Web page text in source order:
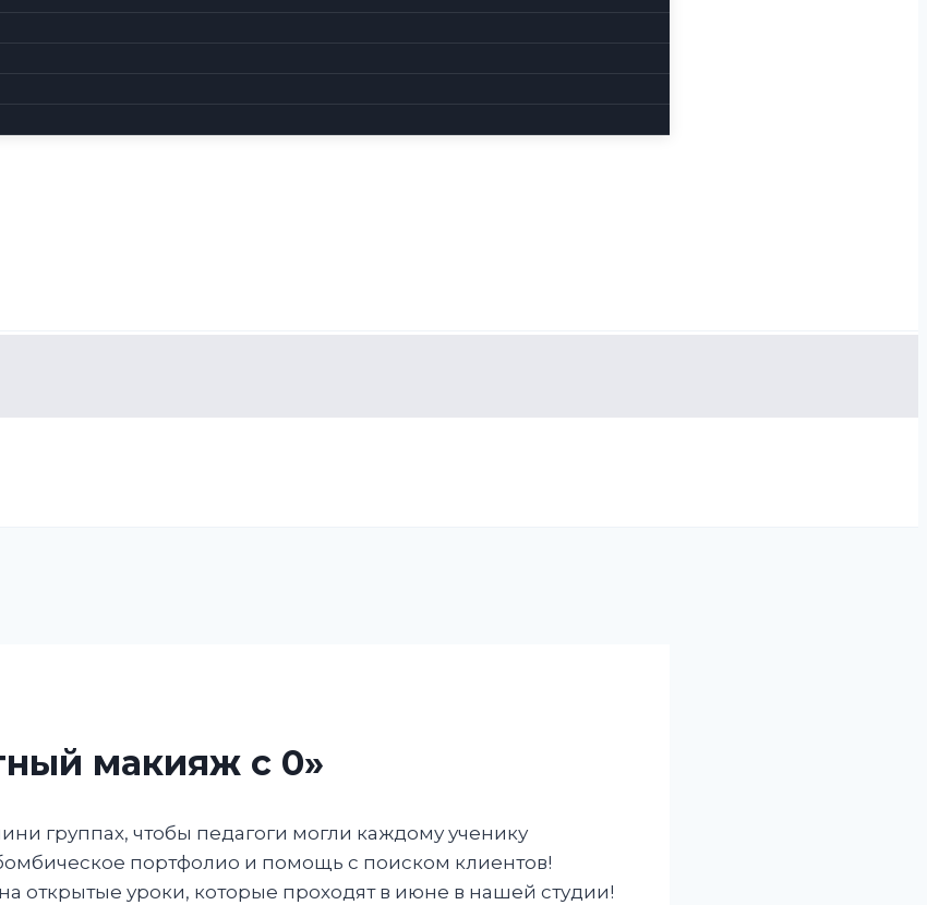
макияж с 0»
группах, чтобы педагоги могли каждому ученику
портфолио и помощь с поиском клиентов!
уроки, которые проходят в июне в нашей студии!